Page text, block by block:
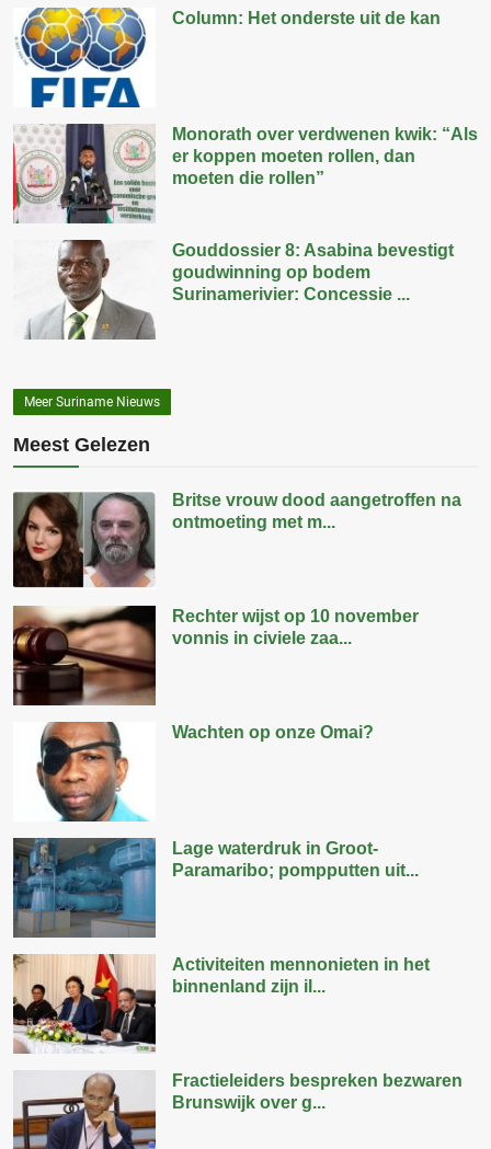
Column: Het onderste uit de kan
Monorath over verdwenen kwik: “Als
er koppen moeten rollen, dan
moeten die rollen”
Gouddossier 8: Asabina bevestigt
goudwinning op bodem
Surinamerivier: Concessie ...
Meer Suriname Nieuws
Meest Gelezen
Britse vrouw dood aangetroffen na
ontmoeting met m...
Rechter wijst op 10 november
vonnis in civiele zaa...
Wachten op onze Omai?
Lage waterdruk in Groot-
Paramaribo; pompputten uit...
Activiteiten mennonieten in het
binnenland zijn il...
Fractieleiders bespreken bezwaren
Brunswijk over g...